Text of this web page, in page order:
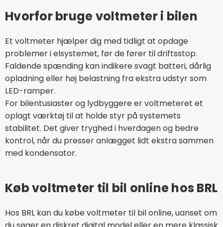
Hvorfor bruge voltmeter i bilen
Et voltmeter hjælper dig med tidligt at opdage
problemer i elsystemet, før de fører til driftsstop.
Faldende spænding kan indikere svagt batteri, dårlig
opladning eller høj belastning fra ekstra udstyr som
LED-ramper.
For bilentusiaster og lydbyggere er voltmeteret et
oplagt værktøj til at holde styr på systemets
stabilitet. Det giver tryghed i hverdagen og bedre
kontrol, når du presser anlægget lidt ekstra sammen
med kondensator.
Køb voltmeter til bil online hos BRL
Hos BRL kan du købe voltmeter til bil online, uanset om